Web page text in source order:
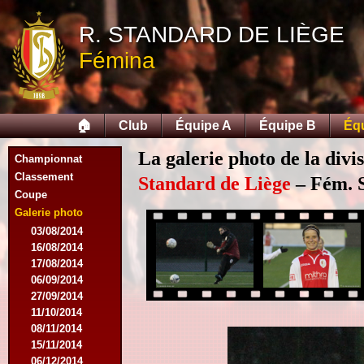
R. STANDARD DE LIÈGE
Fémina
🏠 Club Équipe A Équipe B
Championnat
Classement
Coupe
Galerie photo
03/08/2014
16/08/2014
17/08/2014
06/09/2014
27/09/2014
11/10/2014
08/11/2014
15/11/2014
06/12/2014
La galerie photo de la
Standard de Liège– Fém.